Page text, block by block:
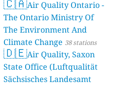
Air Quality Ontario -
The Ontario Ministry Of
The Environment And
Climate Change 38 stations
🇩🇪Air Quality, Saxon
State Office (Luftqualität
Sächsisches Landesamt